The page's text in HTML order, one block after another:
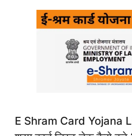
E Shram Card Yojana